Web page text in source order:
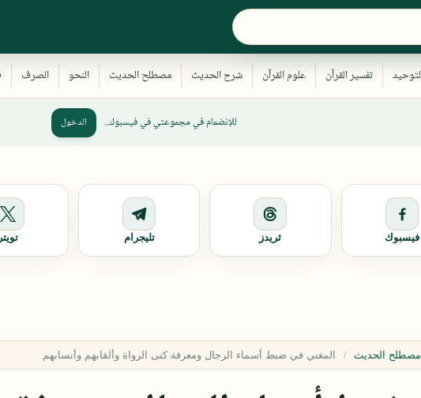
للإنضمام في مجموعتي في فيسبوك.. الدخول
فيسبوك ثريدز تليجرام تويتر
مصطلح الحديث